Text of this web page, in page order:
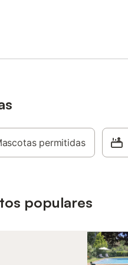
permitidas
populares